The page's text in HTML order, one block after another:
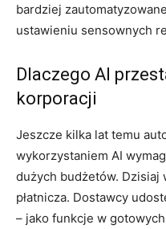
bardziej
ustawieniu sensownych
Dlaczego AI
korporacji
Jeszcze kilka lat temu
wykorzystaniem AI
dużych budżetów. Dzisiaj
płatnicza. Dostawcy
– jako funkcje w